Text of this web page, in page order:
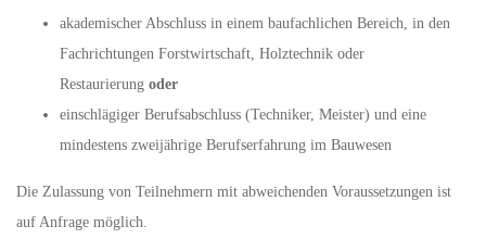
akademischer Abschluss in einem baufachlichen Bereich, in den
Fachrichtungen Forstwirtschaft, Holztechnik oder
Restaurierung oder
einschlägiger Berufsabschluss (Techniker, Meister) und eine
mindestens zweijährige Berufserfahrung im Bauwesen
Die Zulassung von Teilnehmern mit abweichenden Voraussetzungen ist
auf Anfrage möglich.